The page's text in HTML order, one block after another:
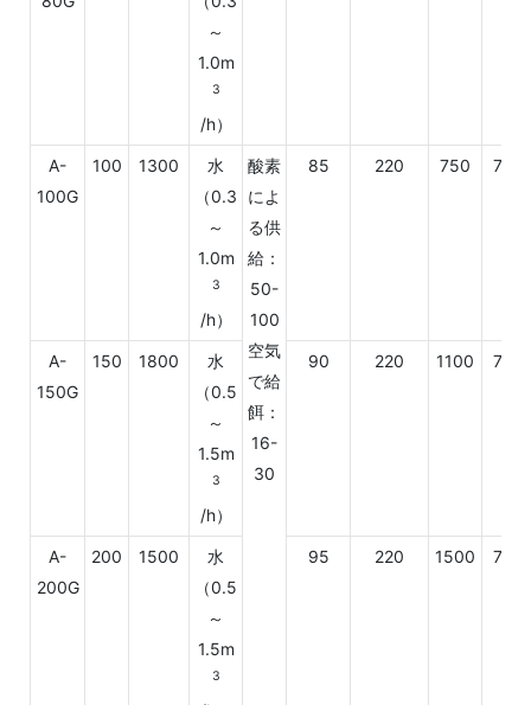
～
1.0m
3
/h）
A-
100G
100 1300
水
（0.3
～
1.0m
3
/h）
酸素
によ
る供
給：
50-
100
空気
で給
餌：
16-
30
85 220 750
A-
150G
150 1800
水
（0.5
～
1.5m
3
/h）
90 220 1100
A-
200G
200 1500
水
（0.5
～
1.5m
3
95 220 1500